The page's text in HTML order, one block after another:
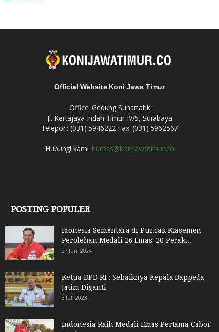
Official Website Koni Jawa Timur
Office: Gedung Suhartatik
Jl. Kertajaya Indah Timur IV/5, Surabaya
Telepon: (031) 5946222 Fax: (031) 5962567
Hubungi kami: humas@konijawatimur.co
POSTING POPULER
Idonesia Sementara di Puncak Klasemen
Perolehan Medali 26 Emas, 20 Perak...
27 Juni 2024
Ketua DPD RI : Sebaiknya Kepala Bappeda
Jatim Diganti
8 Juli 2023
Indonesia Raih Medali Emas Pertama Cabor